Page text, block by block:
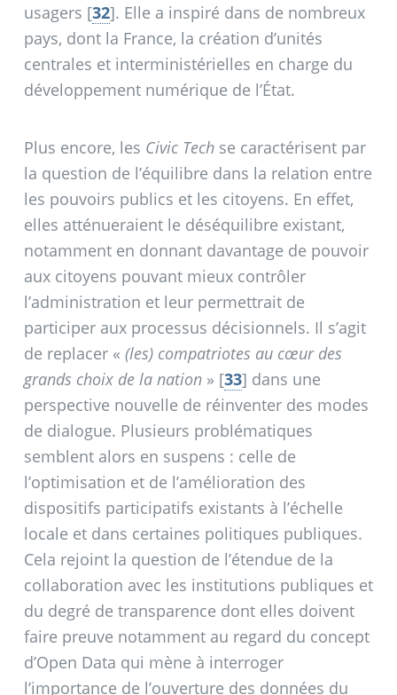
usagers [32]. Elle a inspiré dans de nombreux
pays, dont la France, la création d’unités
centrales et interministérielles en charge du
développement numérique de l’État.
Plus encore, les Civic Techse caractérisent par
la question de l’équilibre dans la relation entre
les pouvoirs publics et les citoyens. En effet,
elles atténueraient le déséquilibre existant,
notamment en donnant davantage de pouvoir
aux citoyens pouvant mieux contrôler
l’administration et leur permettrait de
participer aux processus décisionnels. Il s’agit
de replacer « (les) compatriotes au cœur des
grands choix de la nation » [33] dans une
perspective nouvelle de réinventer des modes
de dialogue. Plusieurs problématiques
semblent alors en suspens : celle de
l’optimisation et de l’amélioration des
dispositifs participatifs existants à l’échelle
locale et dans certaines politiques publiques.
Cela rejoint la question de l’étendue de la
collaboration avec les institutions publiques et
du degré de transparence dont elles doivent
faire preuve notamment au regard du concept
d’Open Data qui mène à interroger
l’importance de l’ouverture des données du